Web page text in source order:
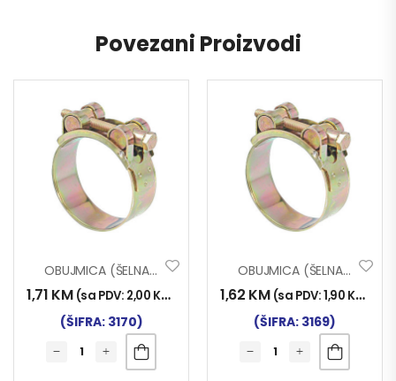
Povezani Proizvodi
OBUJMICA (ŠELNA) MRS 44-47
1,71 KM (sa PDV: 2,00 KM
(ŠIFRA: 3170)
OBUJMICA (ŠELNA) MRS 40-43
1,62 KM (sa PDV:1,90 KM
(ŠIFRA: 3169)